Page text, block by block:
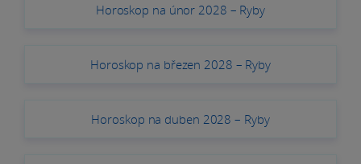
Horoskop na únor 2028 – Ryby
Horoskop na březen 2028 – Ryby
Horoskop na duben 2028 – Ryby